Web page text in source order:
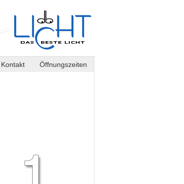
Kontakt Öffnungszeiten